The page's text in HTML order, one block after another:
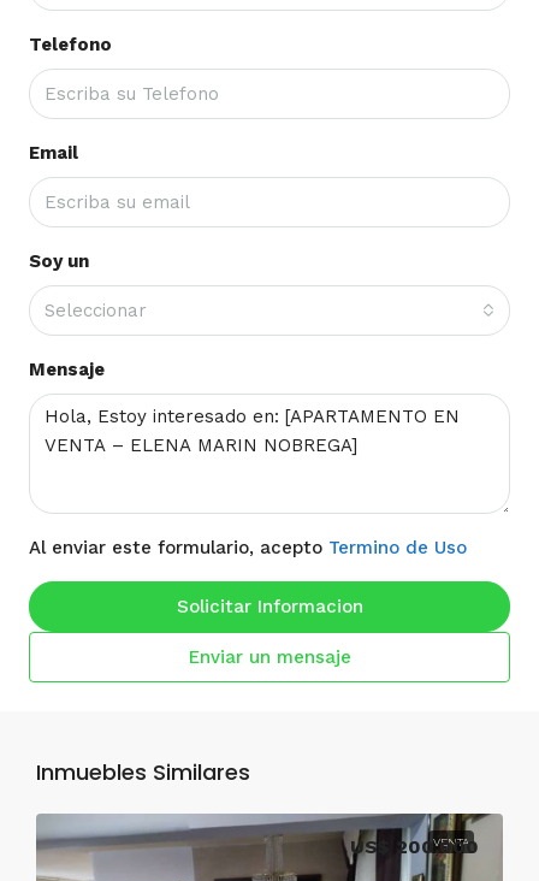
Telefono
Email
Soy un
Seleccionar
Mensaje
Al enviar este formulario, acepto Termino de Uso
Solicitar Informacion
Enviar un mensaje
Inmuebles Similares
VENTA
US$ 200,000